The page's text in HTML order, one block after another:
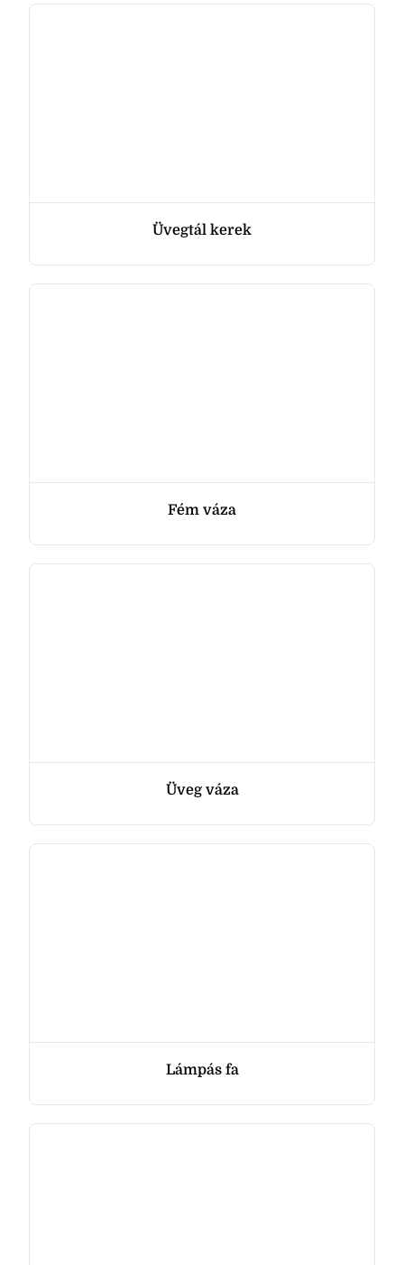
Üvegtál kerek
Fém váza
Üveg váza
Lámpás fa